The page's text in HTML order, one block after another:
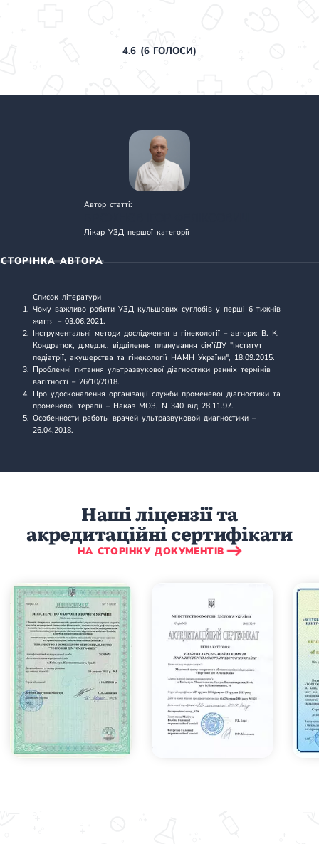
4.6(6ГОЛОСИ)
Автор статті:
Лікар УЗД першої категорії
СТОРІНКА АВТОРА
Список літератури
Чому важливо робити УЗД кульшових суглобів у перші 6 тижнів
життя – 03.06.2021.
Інструментальні методи дослідження в гінекології – автори: В. К.
Кондратюк, д.мед.н., відділення планування сім’їДУ "Інститут
педіатрії, акушерства та гінекології НАМН України", 18.09.2015.
Проблемні питання ультразвукової діагностики ранніх термінів
вагітності – 26/10/2018.
Про удосконалення організації служби променевої діагностики та
променевої терапії– Наказ МОЗ, N 340 від 28.11.97.
Особенности работы врачей ультразвуковой диагностики–
26.04.2018.
Наші ліцензії та
акредитаційні сертифікати
НА СТОРІНКУ ДОКУМЕНТІВ